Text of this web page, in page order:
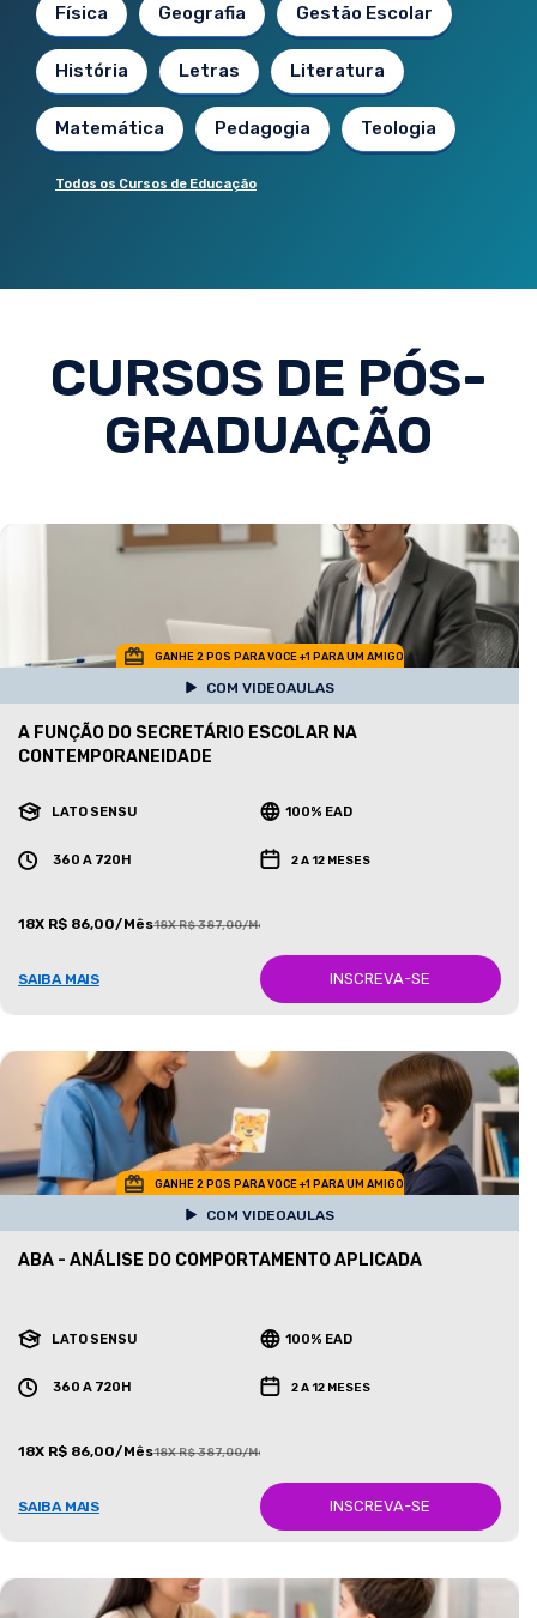
Física Geografia Gestão Escolar
História Letras Literatura
Matemática Pedagogia Teologia
Todos os Cursos de Educação
CURSOS DE PÓS-
GRADUAÇÃO
GANHE 2 POS PARA VOCE +1 PARA UM AMIGO
COM VIDEOAULAS
A FUNÇÃO DO SECRETÁRIO ESCOLAR NA
CONTEMPORANEIDADE
LATO SENSU 100% EAD
360 A 720H 2 A 12 MESES
18X R$ 86,00/Mês18X R$ 387,00/Mês
SAIBA MAIS INSCREVA-SE
GANHE 2 POS PARA VOCE +1 PARA UM AMIGO
COM VIDEOAULAS
ABA - ANÁLISE DO COMPORTAMENTO APLICADA
LATO SENSU 100% EAD
360 A 720H 2 A 12 MESES
18X R$ 86,00/Mês18X R$ 387,00/Mês
SAIBA MAIS INSCREVA-SE